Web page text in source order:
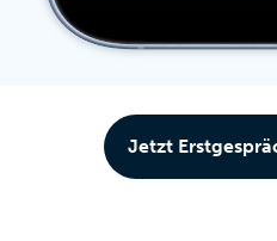
Jetzt